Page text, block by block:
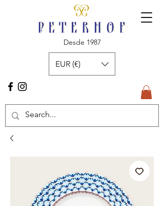
Desde 1987
EUR (€)